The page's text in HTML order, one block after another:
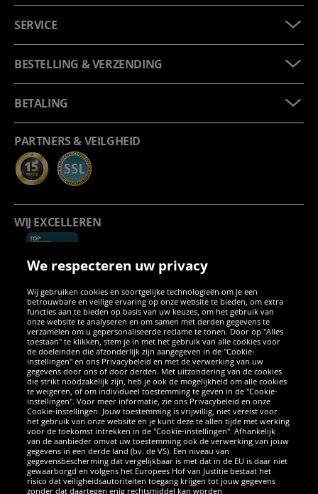
SERVICE
BESTELLING & VERZENDING
BETALING
PARTNERS & VEILGHEID
WIJ EXCELLEREN
SOCIALE MEDIA
FacebookInstagram
WhatsApp
TikTokTwitterYouTube
APPS
We respecteren uw privacy
Wij gebruiken cookies en soortgelijke technologieën om je een
betrouwbare en veilige ervaring op onze website te bieden, om extra
functies aan te bieden op basis van uw keuzes, om het gebruik van
onze website te analyseren en om samen met derden gegevens te
verzamelen om u gepersonaliseerde reclame te tonen. Door op "Alles
toestaan" te klikken, stem je in met het gebruik van alle cookies voor
de doeleinden die afzonderlijk zijn aangegeven in de "Cookie-
instellingen" en ons Privacybeleid en met de verwerking van uw
gegevens door ons of door derden. Met uitzondering van de cookies
die strikt noodzakelijk zijn, heb je ook de mogelijkheid om alle cookies
te weigeren, of om individueel toestemming te geven in de "Cookie-
instellingen". Voor meer informatie, zie ons Privacybeleid en onze
Cookie-instellingen. Jouw toestemming is vrijwillig, niet vereist voor
het gebruik van onze website en je kunt deze te allen tijde met werking
voor de toekomst intrekken in de "Cookie-instellingen". Afhankelijk
van de aanbieder omvat uw toestemming ook de verwerking van jouw
gegevens in een derde land (bv. de VS). Een niveau van
gegevensbescherming dat vergelijkbaar is met dat in de EU is daar niet
gewaarborgd en volgens het Europees Hof van Justitie bestaat het
risico dat veiligheidsautoriteiten toegang krijgen tot jouw gegevens
zonder dat daartegen enig rechtsmiddel kan worden